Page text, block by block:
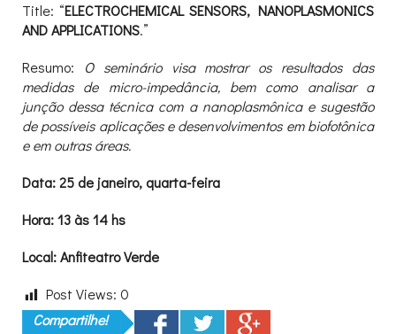
Title: “ELECTROCHEMICAL SENSORS, NANOPLASMONICS
AND APPLICATIONS.”
Resumo:
O seminário visa mostrar os resultados das
medidas de micro-impedância, bem como analisar a
junção dessa técnica com a nanoplasmônica e sugestão
de possíveis aplicações e desenvolvimentos em biofotônica
e em outras áreas.
Data: 25 de janeiro, quarta-feira
Hora: 13 às 14 hs
Local: Anfiteatro Verde
Post Views: 0
Compartilhe!